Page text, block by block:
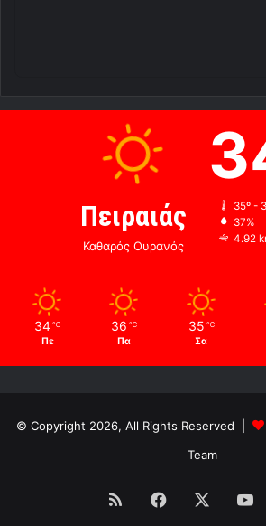
Πειραιάς
Καθαρός Ουρανός
35º -
37%
4.92
34 ℃
Πε
36 ℃
Πα
35 ℃
Σα
© Copyright 2026, All Rights Reserved |
Team
RSS Facebook